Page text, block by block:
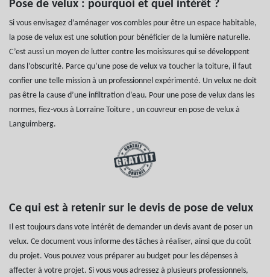
Pose de velux : pourquoi et quel intérêt ?
Si vous envisagez d’aménager vos combles pour être un espace habitable,
la pose de velux est une solution pour bénéficier de la lumière naturelle.
C’est aussi un moyen de lutter contre les moisissures qui se développent
dans l’obscurité. Parce qu’une pose de velux va toucher la toiture, il faut
confier une telle mission à un professionnel expérimenté. Un velux ne doit
pas être la cause d’une infiltration d’eau. Pour une pose de velux dans les
normes, fiez-vous à Lorraine Toiture , un couvreur en pose de velux à
Languimberg.
Ce qui est à retenir sur le devis de pose de velux
Il est toujours dans vote intérêt de demander un devis avant de poser un
velux. Ce document vous informe des tâches à réaliser, ainsi que du coût
du projet. Vous pouvez vous préparer au budget pour les dépenses à
affecter à votre projet. Si vous vous adressez à plusieurs professionnels,